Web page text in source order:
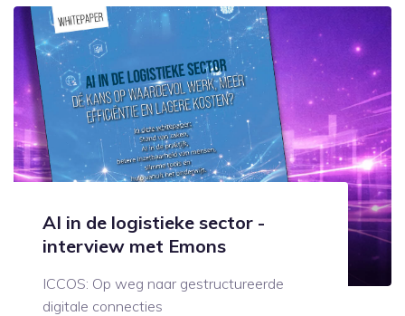
AI in de logistieke sector -
interview met Emons
ICCOS: Op weg naar gestructureerde
digitale connecties